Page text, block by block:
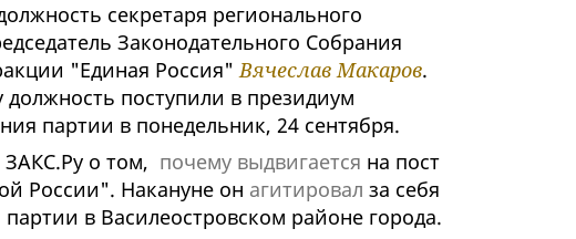
секретаря регионального
Законодательного Собрания
"Единая Россия"Вячеслав Макаров.
поступили в президиум
партии в понедельник, 24 сентября.
ЗАКС.Ру о том, почему выдвигается на пост
России". Накануне он агитировал за себя
в Василеостровском районе города.